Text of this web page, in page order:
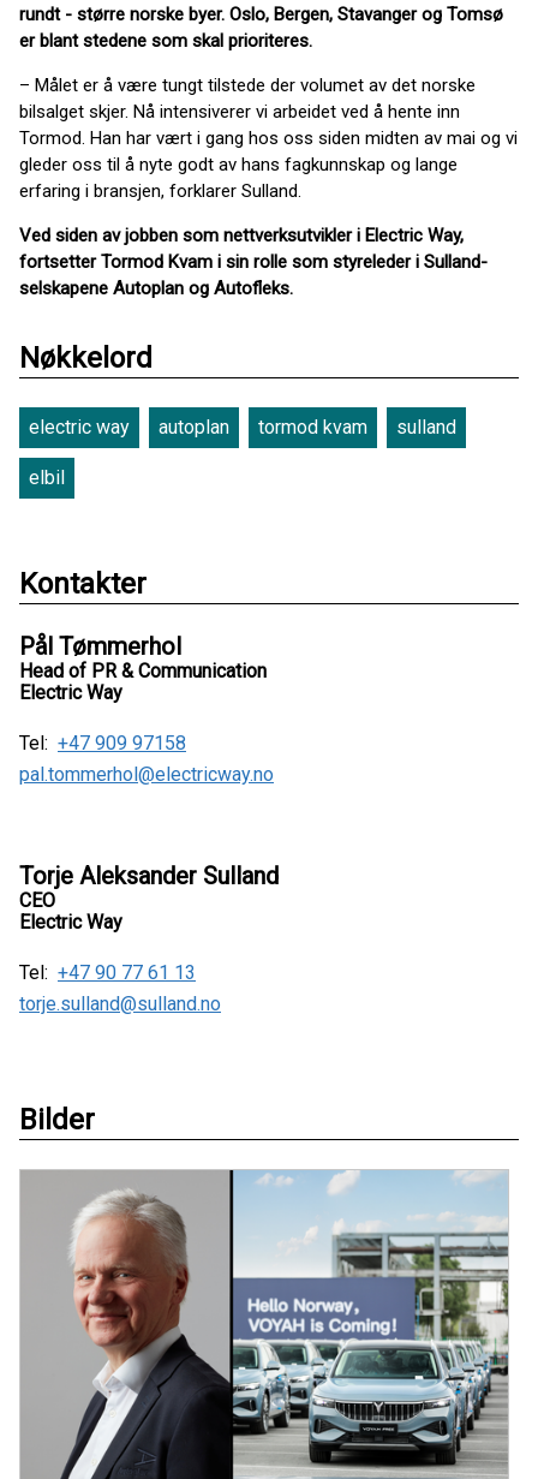
rundt - større norske byer. Oslo, Bergen, Stavanger og Tomsø
er blant stedene som skal prioriteres.
– Målet er å være tungt tilstede der volumet av det norske
bilsalget skjer. Nå intensiverer vi arbeidet ved å hente inn
Tormod. Han har vært i gang hos oss siden midten av mai og vi
gleder oss til å nyte godt av hans fagkunnskap og lange
erfaring i bransjen, forklarer Sulland.
Ved siden av jobben som nettverksutvikler i Electric Way,
fortsetter Tormod Kvam i sin rolle som styreleder i Sulland-
selskapene Autoplan og Autofleks.
Nøkkelord
electric way autoplan tormod kvam sulland
elbil
Kontakter
Pål Tømmerhol
Head of PR & Communication
Electric Way
Tel: +47 909 97158
pal.tommerhol@electricway.no
Torje Aleksander Sulland
CEO
Electric Way
Tel: +47 90 77 61 13
torje.sulland@sulland.no
Bilder